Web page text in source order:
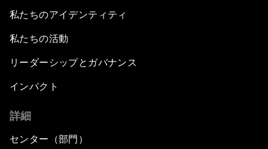
私たちのアイデンティティ
私たちの活動
リーダーシップとガバナンス
インパクト
詳細
センター（部門）